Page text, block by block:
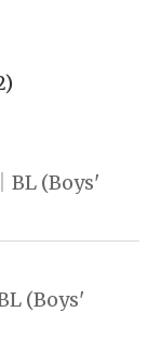
BL (Boys'
(Boys'